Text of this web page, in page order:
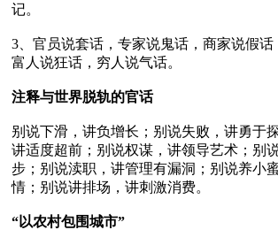
记。
3、官员说套话，专家说鬼话，商家说假话
富人说狂话，穷人说气话。
注释与世界脱轨的官话
别说下滑，讲负增长；别说失败，讲勇于
讲适度超前；别说权谋，讲领导艺术；别
步；别说渎职，讲管理有漏洞；别说养小
情；别说讲排场，讲刺激消费。
“以农村包围城市”